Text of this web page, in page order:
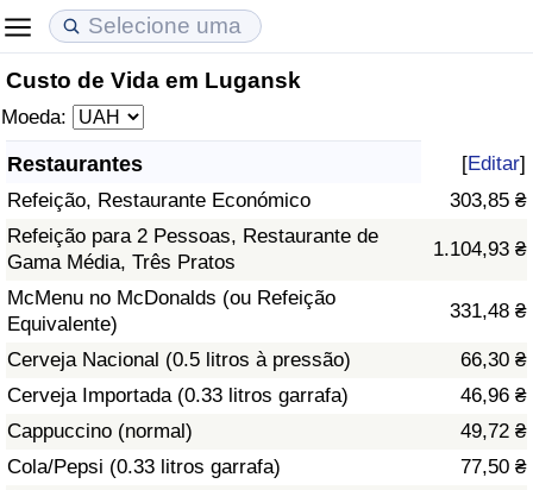
Custo de Vida em Lugansk
Moeda:
Restaurantes [Editar]
Refeição, Restaurante Económico
303,85 ₴
Refeição para 2 Pessoas, Restaurante de
Gama Média, Três Pratos
1.104,93 ₴
McMenu no McDonalds (ou Refeição
Equivalente)
331,48 ₴
Cerveja Nacional (0.5 litros à pressão)
66,30 ₴
Cerveja Importada (0.33 litros garrafa)
46,96 ₴
Cappuccino (normal)
49,72 ₴
Cola/Pepsi (0.33 litros garrafa)
77,50 ₴
Custo de Vida
Indicador de Custo de Vida
Indicador de Custo de Vida Por País
em Aqaba
Preços de Imóveis
Indicador de Preços de Imóveis
Indicador de Preços de Imóveis por País
Qualidade de Vida
Indicador de Qualidade de Vida (Atual)
Índice de qualidade de vida por país
Crime
Taxa do Indicador de Crime (Atual)
Indicador de Crime